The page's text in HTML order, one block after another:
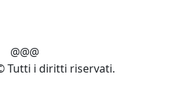
@@@
Tutti i diritti riservati.